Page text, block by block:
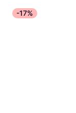
-17%